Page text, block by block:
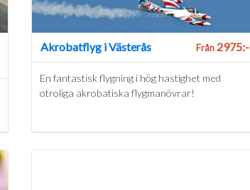
Akrobatflyg i Västerås Från2975:-
En fantastisk flygning i hög hastighet med
otroliga akrobatiska flygmanövrar!